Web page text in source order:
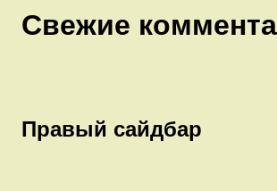
Свежие
Правый сайдбар